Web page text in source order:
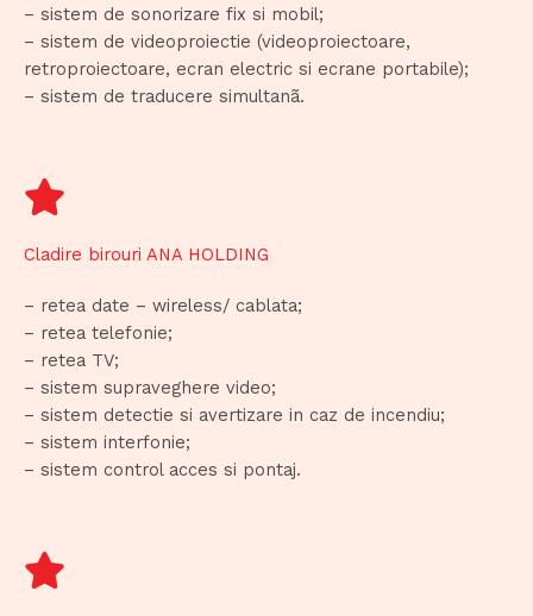
– sistem de sonorizare fix si mobil;
– sistem de videoproiectie (videoproiectoare,
retroproiectoare, ecran electric si ecrane portabile);
– sistem de traducere simultanã.
Cladire birouri ANA HOLDING
– retea date – wireless/ cablata;
– retea telefonie;
– retea TV;
– sistem supraveghere video;
– sistem detectie si avertizare in caz de incendiu;
– sistem interfonie;
– sistem control acces si pontaj.